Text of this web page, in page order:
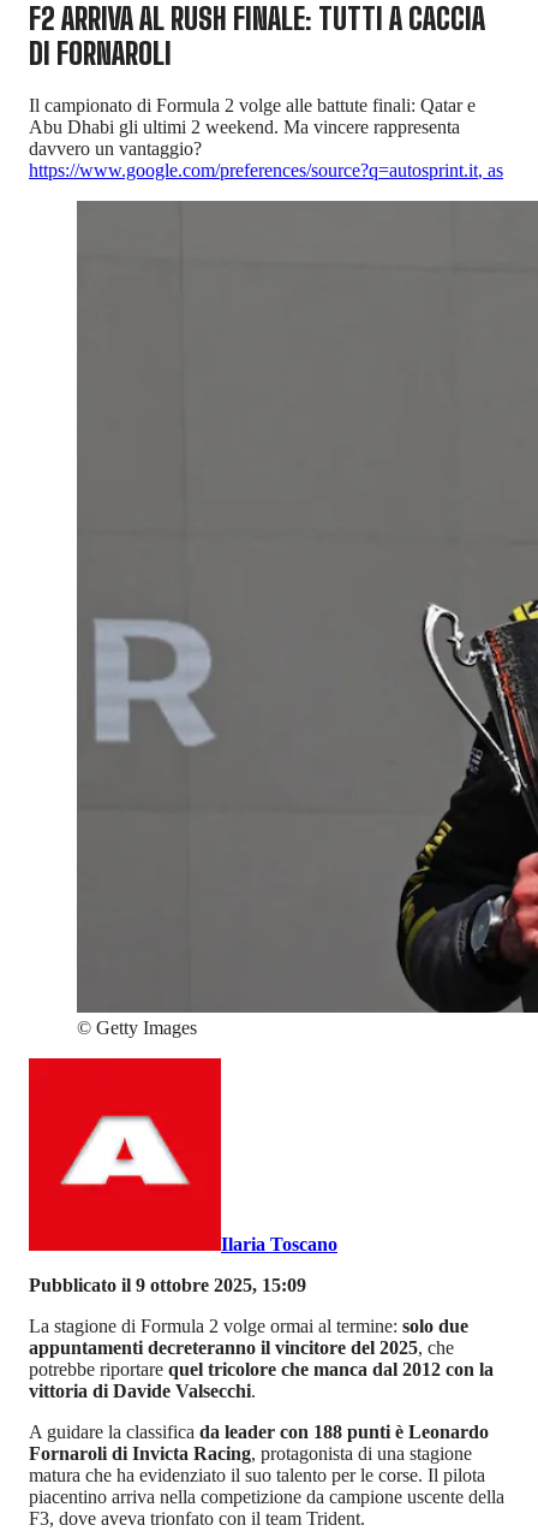
F2 ARRIVA AL RUSH FINALE: TUTTI A CACCIA
DI FORNAROLI
Il campionato di Formula 2 volge alle battute finali: Qatar e
Abu Dhabi gli ultimi 2 weekend. Ma vincere rappresenta
davvero un vantaggio?
https://www.google.com/preferences/source?q=autosprint.it, as
© Getty Images
Ilaria Toscano
Pubblicato il 9 ottobre 2025, 15:09
La stagione di Formula 2 volge ormai al termine: solo due
appuntamenti decreteranno il vincitore del 2025, che
potrebbe riportare quel tricolore che manca dal 2012 con la
vittoria di Davide Valsecchi.
A guidare la classifica da leader con 188 punti è Leonardo
Fornaroli di Invicta Racing, protagonista di una stagione
matura che ha evidenziato il suo talento per le corse. Il pilota
piacentino arriva nella competizione da campione uscente della
F3, dove aveva trionfato con il team Trident.